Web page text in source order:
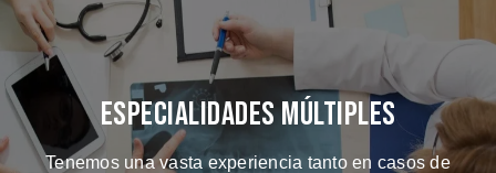
Especialidades Múltiples
Tenemos una vasta experiencia tanto en casos de